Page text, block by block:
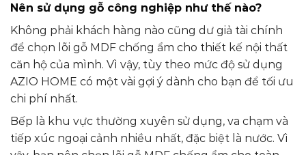
Nên sử dụng gỗ công nghiệp như thế nào?
Không phải khách hàng nào cũng dư giả tài chính
để chọn lõi gỗ MDF chống ẩm cho thiết kế nội thất
căn hộ của mình. Vì vậy, tùy theo mức độ sử dụng
AZIO HOME có một vài gợi ý dành cho bạn để tối ưu
chi phí nhất.
Bếp là khu vực thường xuyên sử dụng, va chạm và
tiếp xúc ngoại cảnh nhiều nhất, đặc biệt là nước. Vì